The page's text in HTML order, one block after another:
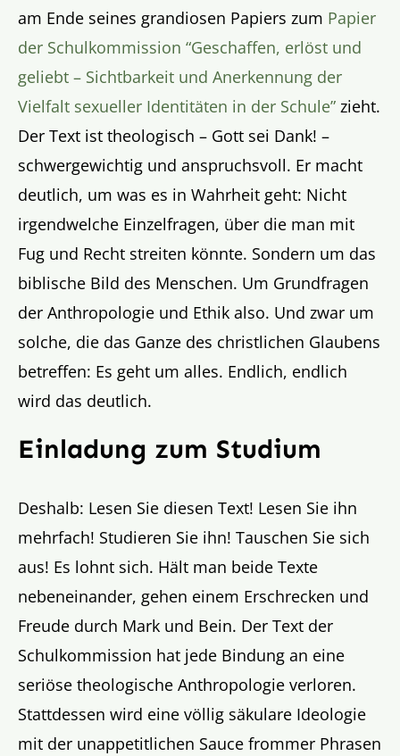
am Ende seines grandiosen Papiers zum Papier
der Schulkommission “Geschaffen, erlöst und
geliebt – Sichtbarkeit und Anerkennung der
Vielfalt sexueller Identitäten in der Schule” zieht.
Der Text ist theologisch – Gott sei Dank! –
schwergewichtig und anspruchsvoll. Er macht
deutlich, um was es in Wahrheit geht: Nicht
irgendwelche Einzelfragen, über die man mit
Fug und Recht streiten könnte. Sondern um das
biblische Bild des Menschen. Um Grundfragen
der Anthropologie und Ethik also. Und zwar um
solche, die das Ganze des christlichen Glaubens
betreffen: Es geht um alles. Endlich, endlich
wird das deutlich.
Einladung zum Studium
Deshalb: Lesen Sie diesen Text! Lesen Sie ihn
mehrfach! Studieren Sie ihn! Tauschen Sie sich
aus! Es lohnt sich. Hält man beide Texte
nebeneinander, gehen einem Erschrecken und
Freude durch Mark und Bein. Der Text der
Schulkommission hat jede Bindung an eine
seriöse theologische Anthropologie verloren.
Stattdessen wird eine völlig säkulare Ideologie
mit der unappetitlichen Sauce frommer Phrasen